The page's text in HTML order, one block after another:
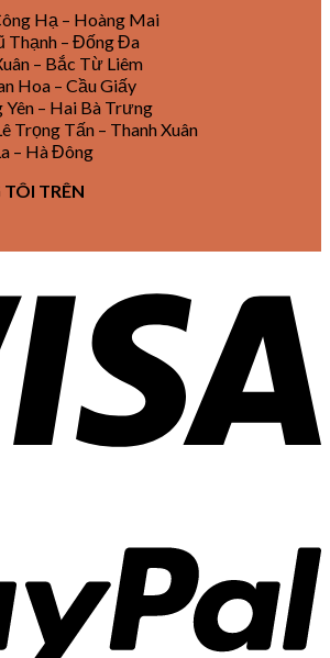
Hạ – Hoàng Mai
Thạnh – Đống Đa
– Bắc Từ Liêm
Hoa – Cầu Giấy
Yên – Hai Bà Trưng
Trọng Tấn – Thanh Xuân
– Hà Đông
TRÊN